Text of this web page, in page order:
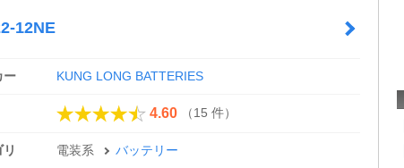
12NE
ー KUNG LONG BATTERIES
4.60 （15 件）
電装系 バッテリー